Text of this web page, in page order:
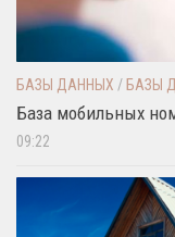
БАЗЫ ДАННЫХ / БАЗЫ
База мобильных
09:22